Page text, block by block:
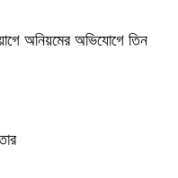
অনিয়মের অভিযোগে তিন